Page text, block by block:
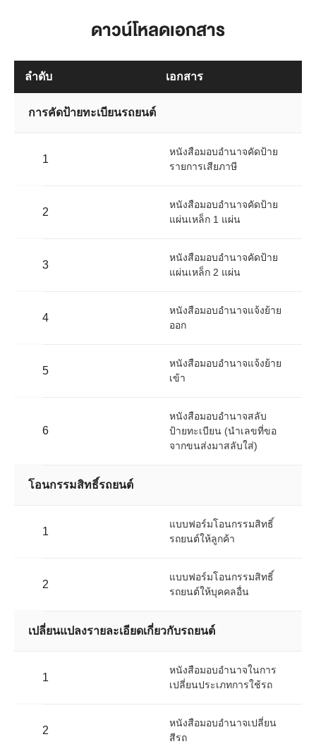
ดาวน์โหลดเอกสาร
ลำดับ เอกสาร
การคัดป้ายทะเบียนรถยนต์
1
หนังสือมอบอำนาจคัดป้าย
รายการเสียภาษี
2
หนังสือมอบอำนาจคัดป้าย
แผ่นเหล็ก 1 แผ่น
3
หนังสือมอบอำนาจคัดป้าย
แผ่นเหล็ก 2 แผ่น
4
หนังสือมอบอำนาจแจ้งย้าย
ออก
5
หนังสือมอบอำนาจแจ้งย้าย
เข้า
6
หนังสือมอบอำนาจสลับ
ป้ายทะเบียน (นำเลขที่ขอ
จากขนส่งมาสลับใส่)
โอนกรรมสิทธิ์รถยนต์
1
แบบฟอร์มโอนกรรมสิทธิ์
รถยนต์ให้ลูกค้า
2
แบบฟอร์มโอนกรรมสิทธิ์
รถยนต์ให้บุคคลอื่น
เปลี่ยนแปลงรายละเอียดเกี่ยวกับรถยนต์
1
หนังสือมอบอำนาจในการ
เปลี่ยนประเภทการใช้รถ
2
หนังสือมอบอำนาจเปลี่ยน
สีรถ